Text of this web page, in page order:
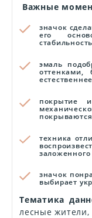
Важные
значок
его
эмаль
оттенками,
покрытие
техника
значок
выбирает
Тематика
лесные